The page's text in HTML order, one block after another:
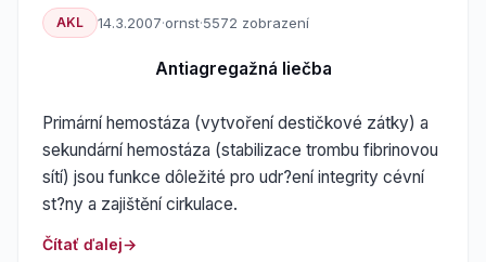
AKL 14.3.2007·ornst·5572 zobrazení
Antiagregažná liečba
Primární hemostáza (vytvoření destičkové zátky) a
sekundární hemostáza (stabilizace trombu fibrinovou
sítí) jsou funkce dôležité pro udr?ení integrity cévní
st?ny a zajištění cirkulace.
Čítať ďalej